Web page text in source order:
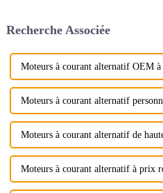
du fonctionnement des
Recherche Associée
Moteurs à courant alternatif OEM à
Moteurs à courant alternatif
Moteurs à courant alternatif de
Moteurs à courant alternatif à prix